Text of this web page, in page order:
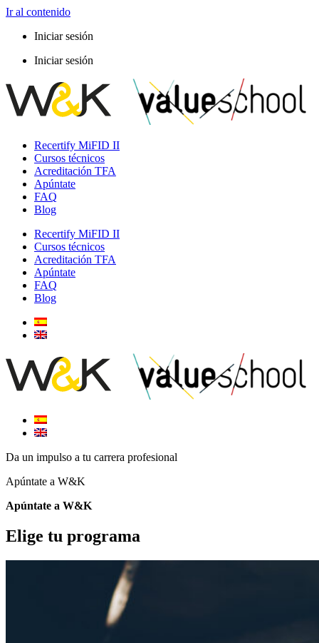
Ir al contenido
Iniciar sesión
Iniciar sesión
Recertify MiFID II
Cursos técnicos
Acreditación TFA
Apúntate
FAQ
Blog
Recertify MiFID II
Cursos técnicos
Acreditación TFA
Apúntate
FAQ
Blog
Da un impulso a tu carrera profesional
Apúntate a W&K
Apúntate a W&K
Elige tu programa